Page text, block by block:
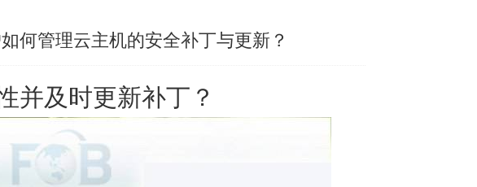
何管理云主机的安全补丁与更新？
并及时更新补丁？